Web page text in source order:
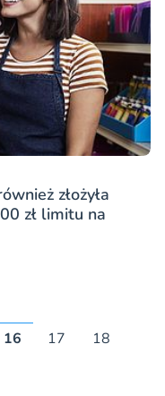
złożyła
zł limitu na
16 17
18